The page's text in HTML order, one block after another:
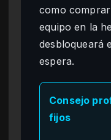
como
equipo en la
desbloqueará
espera.
Consejo
fijos